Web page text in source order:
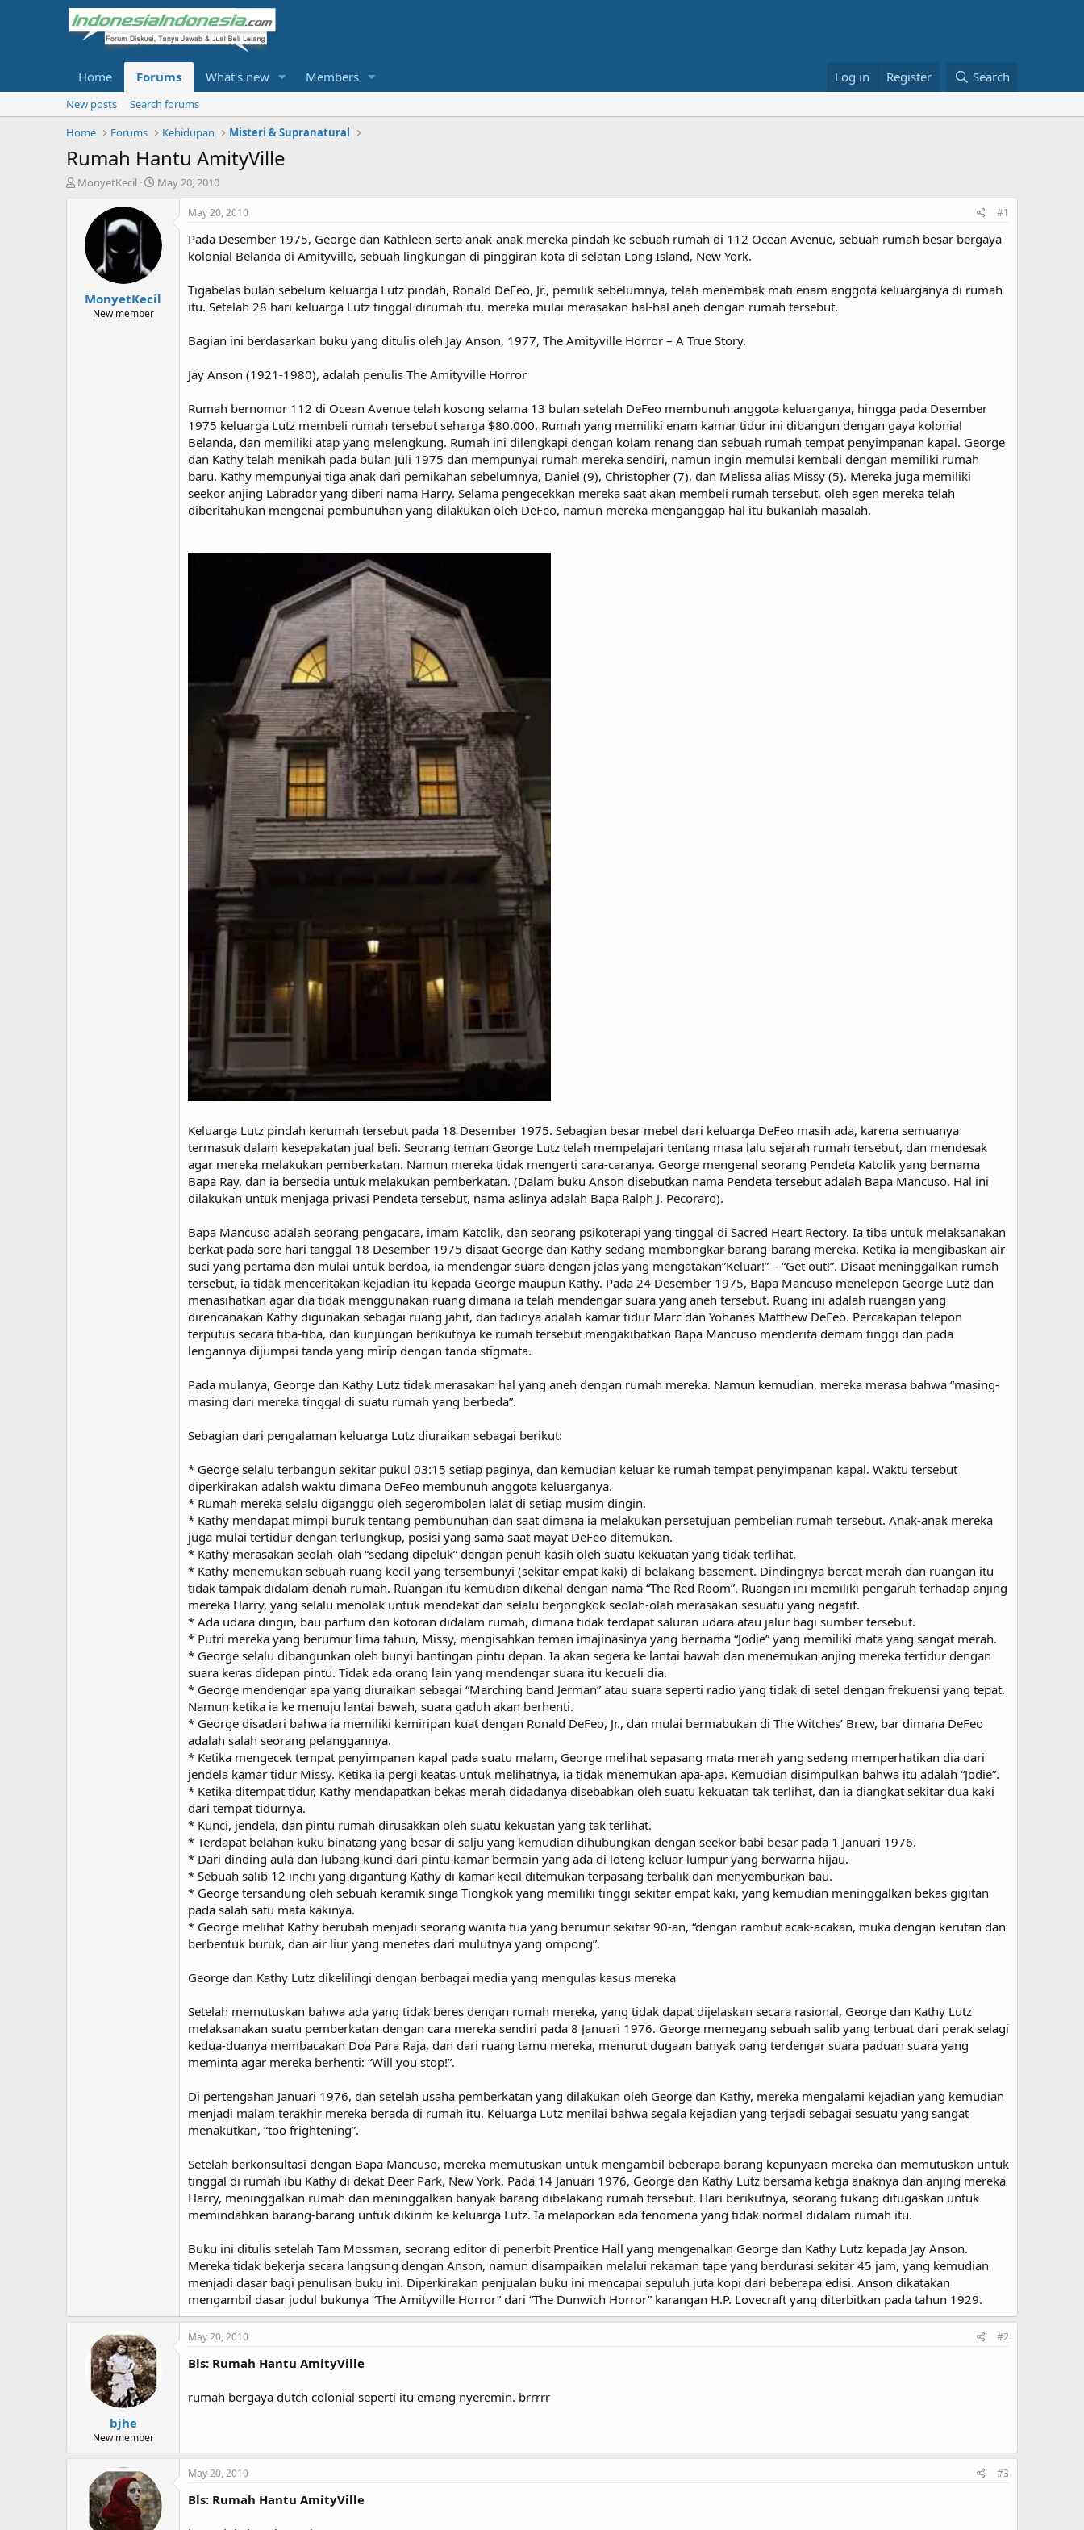
Home Forums What's new Members Log in Register Search
New posts
Search forums
Home
Forums Kehidupan Misteri & Supranatural
Rumah Hantu AmityVille
T
MonyetKecil
S
r
d
a
e
May 20, 2010
MonyetKecil
New member
May 20, 2010 #1
Pada Desember 1975, George dan Kathleen serta anak-anak mereka pindah ke sebuah rumah di 112 Ocean Avenue, sebuah rumah besar bergaya
kolonial Belanda di Amityville, sebuah lingkungan di pinggiran kota di selatan Long Island, New York.
Tigabelas bulan sebelum keluarga Lutz pindah, Ronald DeFeo, Jr., pemilik sebelumnya, telah menembak mati enam anggota keluarganya di rumah
itu. Setelah 28 hari keluarga Lutz tinggal dirumah itu, mereka mulai merasakan hal-hal aneh dengan rumah tersebut.
Bagian ini berdasarkan buku yang ditulis oleh Jay Anson, 1977, The Amityville Horror – A True Story.
Jay Anson (1921-1980), adalah penulis The Amityville Horror
Rumah bernomor 112 di Ocean Avenue telah kosong selama 13 bulan setelah DeFeo membunuh anggota keluarganya, hingga pada Desember
1975 keluarga Lutz membeli rumah tersebut seharga $80.000. Rumah yang memiliki enam kamar tidur ini dibangun dengan gaya kolonial
Belanda, dan memiliki atap yang melengkung. Rumah ini dilengkapi dengan kolam renang dan sebuah rumah tempat penyimpanan kapal. George
dan Kathy telah menikah pada bulan Juli 1975 dan mempunyai rumah mereka sendiri, namun ingin memulai kembali dengan memiliki rumah
baru. Kathy mempunyai tiga anak dari pernikahan sebelumnya, Daniel (9), Christopher (7), dan Melissa alias Missy (5). Mereka juga memiliki
seekor anjing Labrador yang diberi nama Harry. Selama pengecekkan mereka saat akan membeli rumah tersebut, oleh agen mereka telah
diberitahukan mengenai pembunuhan yang dilakukan oleh DeFeo, namun mereka menganggap hal itu bukanlah masalah.
Keluarga Lutz pindah kerumah tersebut pada 18 Desember 1975. Sebagian besar mebel dari keluarga DeFeo masih ada, karena semuanya
termasuk dalam kesepakatan jual beli. Seorang teman George Lutz telah mempelajari tentang masa lalu sejarah rumah tersebut, dan mendesak
agar mereka melakukan pemberkatan. Namun mereka tidak mengerti cara-caranya. George mengenal seorang Pendeta Katolik yang bernama
Bapa Ray, dan ia bersedia untuk melakukan pemberkatan. (Dalam buku Anson disebutkan nama Pendeta tersebut adalah Bapa Mancuso. Hal ini
dilakukan untuk menjaga privasi Pendeta tersebut, nama aslinya adalah Bapa Ralph J. Pecoraro).
Bapa Mancuso adalah seorang pengacara, imam Katolik, dan seorang psikoterapi yang tinggal di Sacred Heart Rectory. Ia tiba untuk melaksanakan
berkat pada sore hari tanggal 18 Desember 1975 disaat George dan Kathy sedang membongkar barang-barang mereka. Ketika ia mengibaskan air
suci yang pertama dan mulai untuk berdoa, ia mendengar suara dengan jelas yang mengatakan”Keluar!” – “Get out!”. Disaat meninggalkan rumah
tersebut, ia tidak menceritakan kejadian itu kepada George maupun Kathy. Pada 24 Desember 1975, Bapa Mancuso menelepon George Lutz dan
menasihatkan agar dia tidak menggunakan ruang dimana ia telah mendengar suara yang aneh tersebut. Ruang ini adalah ruangan yang
direncanakan Kathy digunakan sebagai ruang jahit, dan tadinya adalah kamar tidur Marc dan Yohanes Matthew DeFeo. Percakapan telepon
terputus secara tiba-tiba, dan kunjungan berikutnya ke rumah tersebut mengakibatkan Bapa Mancuso menderita demam tinggi dan pada
lengannya dijumpai tanda yang mirip dengan tanda stigmata.
Pada mulanya, George dan Kathy Lutz tidak merasakan hal yang aneh dengan rumah mereka. Namun kemudian, mereka merasa bahwa “masing-
masing dari mereka tinggal di suatu rumah yang berbeda”.
Sebagian dari pengalaman keluarga Lutz diuraikan sebagai berikut:
* George selalu terbangun sekitar pukul 03:15 setiap paginya, dan kemudian keluar ke rumah tempat penyimpanan kapal. Waktu tersebut
diperkirakan adalah waktu dimana DeFeo membunuh anggota keluarganya.
* Rumah mereka selalu diganggu oleh segerombolan lalat di setiap musim dingin.
* Kathy mendapat mimpi buruk tentang pembunuhan dan saat dimana ia melakukan persetujuan pembelian rumah tersebut. Anak-anak mereka
juga mulai tertidur dengan terlungkup, posisi yang sama saat mayat DeFeo ditemukan.
* Kathy merasakan seolah-olah “sedang dipeluk” dengan penuh kasih oleh suatu kekuatan yang tidak terlihat.
* Kathy menemukan sebuah ruang kecil yang tersembunyi (sekitar empat kaki) di belakang basement. Dindingnya bercat merah dan ruangan itu
tidak tampak didalam denah rumah. Ruangan itu kemudian dikenal dengan nama “The Red Room”. Ruangan ini memiliki pengaruh terhadap anjing
mereka Harry, yang selalu menolak untuk mendekat dan selalu berjongkok seolah-olah merasakan sesuatu yang negatif.
* Ada udara dingin, bau parfum dan kotoran didalam rumah, dimana tidak terdapat saluran udara atau jalur bagi sumber tersebut.
* Putri mereka yang berumur lima tahun, Missy, mengisahkan teman imajinasinya yang bernama “Jodie” yang memiliki mata yang sangat merah.
* George selalu dibangunkan oleh bunyi bantingan pintu depan. Ia akan segera ke lantai bawah dan menemukan anjing mereka tertidur dengan
suara keras didepan pintu. Tidak ada orang lain yang mendengar suara itu kecuali dia.
* George mendengar apa yang diuraikan sebagai “Marching band Jerman” atau suara seperti radio yang tidak di setel dengan frekuensi yang tepat.
Namun ketika ia ke menuju lantai bawah, suara gaduh akan berhenti.
* George disadari bahwa ia memiliki kemiripan kuat dengan Ronald DeFeo, Jr., dan mulai bermabukan di The Witches’ Brew, bar dimana DeFeo
adalah salah seorang pelanggannya.
* Ketika mengecek tempat penyimpanan kapal pada suatu malam, George melihat sepasang mata merah yang sedang memperhatikan dia dari
jendela kamar tidur Missy. Ketika ia pergi keatas untuk melihatnya, ia tidak menemukan apa-apa. Kemudian disimpulkan bahwa itu adalah “Jodie”.
* Ketika ditempat tidur, Kathy mendapatkan bekas merah didadanya disebabkan oleh suatu kekuatan tak terlihat, dan ia diangkat sekitar dua kaki
dari tempat tidurnya.
* Kunci, jendela, dan pintu rumah dirusakkan oleh suatu kekuatan yang tak terlihat.
* Terdapat belahan kuku binatang yang besar di salju yang kemudian dihubungkan dengan seekor babi besar pada 1 Januari 1976.
* Dari dinding aula dan lubang kunci dari pintu kamar bermain yang ada di loteng keluar lumpur yang berwarna hijau.
* Sebuah salib 12 inchi yang digantung Kathy di kamar kecil ditemukan terpasang terbalik dan menyemburkan bau.
* George tersandung oleh sebuah keramik singa Tiongkok yang memiliki tinggi sekitar empat kaki, yang kemudian meninggalkan bekas gigitan
pada salah satu mata kakinya.
* George melihat Kathy berubah menjadi seorang wanita tua yang berumur sekitar 90-an, “dengan rambut acak-acakan, muka dengan kerutan dan
berbentuk buruk, dan air liur yang menetes dari mulutnya yang ompong”.
George dan Kathy Lutz dikelilingi dengan berbagai media yang mengulas kasus mereka
Setelah memutuskan bahwa ada yang tidak beres dengan rumah mereka, yang tidak dapat dijelaskan secara rasional, George dan Kathy Lutz
melaksanakan suatu pemberkatan dengan cara mereka sendiri pada 8 Januari 1976. George memegang sebuah salib yang terbuat dari perak selagi
kedua-duanya membacakan Doa Para Raja, dan dari ruang tamu mereka, menurut dugaan banyak oang terdengar suara paduan suara yang
meminta agar mereka berhenti: “Will you stop!”.
Di pertengahan Januari 1976, dan setelah usaha pemberkatan yang dilakukan oleh George dan Kathy, mereka mengalami kejadian yang kemudian
menjadi malam terakhir mereka berada di rumah itu. Keluarga Lutz menilai bahwa segala kejadian yang terjadi sebagai sesuatu yang sangat
menakutkan, “too frightening”.
Setelah berkonsultasi dengan Bapa Mancuso, mereka memutuskan untuk mengambil beberapa barang kepunyaan mereka dan memutuskan untuk
tinggal di rumah ibu Kathy di dekat Deer Park, New York. Pada 14 Januari 1976, George dan Kathy Lutz bersama ketiga anaknya dan anjing mereka
Harry, meninggalkan rumah dan meninggalkan banyak barang dibelakang rumah tersebut. Hari berikutnya, seorang tukang ditugaskan untuk
memindahkan barang-barang untuk dikirim ke keluarga Lutz. Ia melaporkan ada fenomena yang tidak normal didalam rumah itu.
Buku ini ditulis setelah Tam Mossman, seorang editor di penerbit Prentice Hall yang mengenalkan George dan Kathy Lutz kepada Jay Anson.
Mereka tidak bekerja secara langsung dengan Anson, namun disampaikan melalui rekaman tape yang berdurasi sekitar 45 jam, yang kemudian
menjadi dasar bagi penulisan buku ini. Diperkirakan penjualan buku ini mencapai sepuluh juta kopi dari beberapa edisi. Anson dikatakan
mengambil dasar judul bukunya “The Amityville Horror” dari “The Dunwich Horror” karangan H.P. Lovecraft yang diterbitkan pada tahun 1929.
bjhe
New member
May 20, 2010 #2
Bls: Rumah Hantu AmityVille
rumah bergaya dutch colonial seperti itu emang nyeremin. brrrrr
May 20, 2010 #3
Bls: Rumah Hantu AmityVille